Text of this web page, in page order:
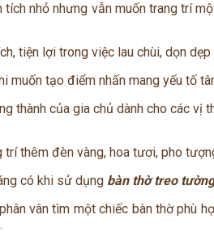
nhỏ nhưng vẫn muốn trang trí
tiện lợi trong việc lau chùi, dọn
muốn tạo điểm nhấn mang yếu tố
thành của gia chủ dành cho các vị
thêm đèn vàng, hoa tươi, pho
có khi sử dụng bàn thờ treo tường
vân tìm một chiếc bàn thờ phù